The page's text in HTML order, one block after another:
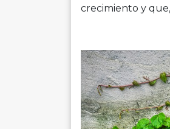
crecimiento y